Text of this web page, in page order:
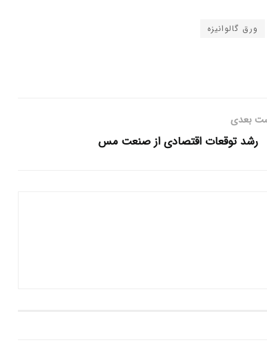
ورق گالوانیزه
بعدی
رشد توقعات اقتصادی از صنعت مس